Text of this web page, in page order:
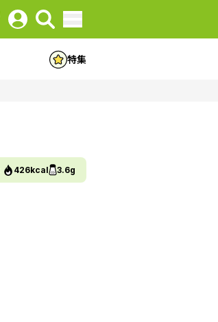
特集
426kcal 3.6g